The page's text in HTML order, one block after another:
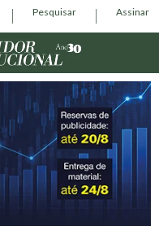
Pesquisar Assinar